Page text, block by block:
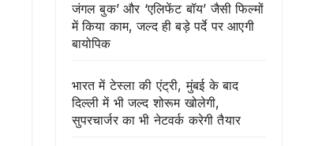
जंगल बुक’ और ‘एलिफेंट बॉय’ जैसी फिल्मों
में किया काम, जल्द ही बड़े पर्दे पर आएगी
बायोपिक
भारत में टेस्ला की एंट्री, मुंबई के बाद
दिल्ली में भी जल्द शोरूम खोलेगी,
सुपरचार्जर का भी नेटवर्क करेगी तैयार